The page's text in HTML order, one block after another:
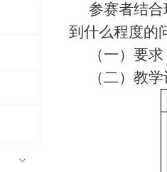
参赛者结
到什么程度的
（一）要
（二）教